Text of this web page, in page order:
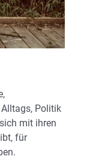
Politik
mit ihren
für